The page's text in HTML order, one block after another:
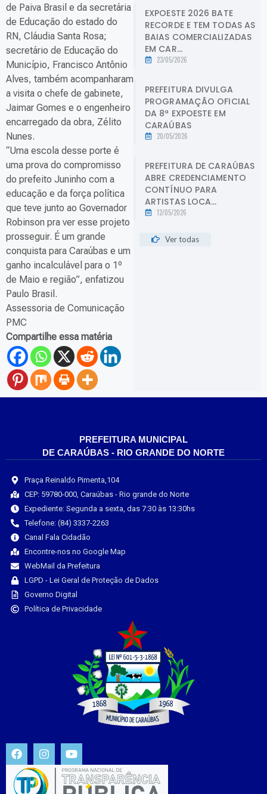
de Paiva Brasil e da secretária
de Educação do estado do
RN, Cláudia Santa Rosa;
secretário de Educação do
Município, Francisco Antônio
Alves, também acompanharam
a visita o chefe de gabinete,
Jaimar Gomes e o engenheiro
encarregado da obra, Zélito
Nunes.
“Uma escola desse porte é
uma prova do compromisso
do prefeito Juninho com a
educação e da força política
que teve junto ao Governador
Robinson pra ver esse projeto
prosseguir. É um grande
conquista para Caraúbas e um
ganho incalculável para o 1º
de Maio e região”, enfatizou
Paulo Brasil.
Assessoria de Comunicação
PMC
Compartilhe essa matéria
EXPOESTE 2026 BATE
RECORDE E TEM TODAS AS
BAIAS COMERCIALIZADAS
EM CAR...
23/05/2026
PREFEITURA DIVULGA
PROGRAMAÇÃO OFICIAL
DA 8ª EXPOESTE EM
CARAÚBAS
20/05/2026
PREFEITURA DE CARAÚBAS
ABRE CREDENCIAMENTO
CONTÍNUO PARA
ARTISTAS LOCA...
12/05/2026
Ver todas
PREFEITURA MUNICIPAL
DE CARAÚBAS - RIO GRANDE DO NORTE
Praça Reinaldo Pimenta,104
CEP: 59780-000, Caraúbas - Rio grande do Norte
Expediente: Segunda a sexta, das 7:30 às 13:30hs
Telefone: (84) 3337-2263
Canal Fala Cidadão
Encontre-nos no Google Map
WebMail da Prefeitura
LGPD - Lei Geral de Proteção de Dados
Governo Digital
Política de Privacidade